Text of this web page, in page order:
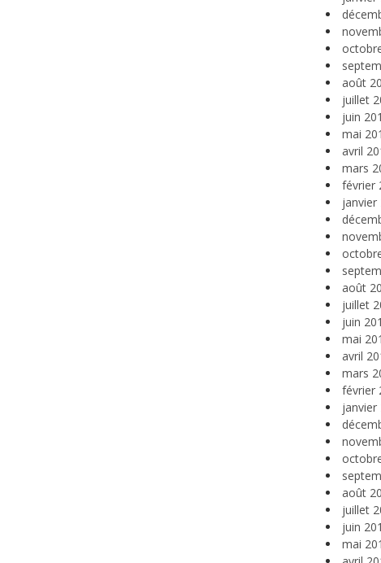
août
juillet
juin
mai
avril
mars
février
janvier
août
juillet
juin
mai
avril
mars
février
janvier
août
juillet
juin
mai